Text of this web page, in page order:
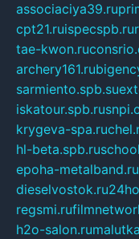
associaciya39.ru
cpt21.ruispecspb.ru
tae-kwon.ru
archery161.ru
sarmiento.spb.su
iskatour.spb.ru
krygeva-spa.ru
hl-beta.spb.ru
epoha-metalband.ru
dieselvostok.ru
regsmi.ru
h2o-salon.ru